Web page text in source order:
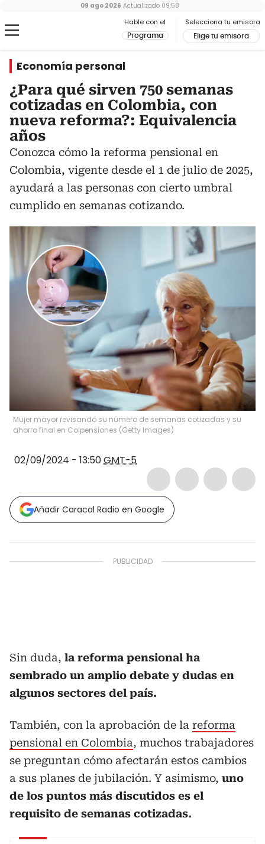
Hable con el
Programa
Selecciona tu emisora
Elige tu emisora
09 ago 2026 Actualizado 09:58
Economía personal
¿Para qué sirven 750 semanas
cotizadas en Colombia, con
nueva reforma?: Equivalencia
años
Conozca cómo la reforma pensional en
Colombia, vigente desde el 1 de julio de 2025,
ayudará a las personas con cierto umbral
cumplido en semanas cotizando.
Mujer mayor revisando su número de semanas cotizadas y su
ahorro final en Colpensiones (Getty Images)
02/09/2024 - 13:50GMT-5
Añadir Caracol Radio en Google
Sin duda, la reforma pensional ha
sembrado un amplio debate y dudas en
algunos sectores del país.
También, con la aprobación de la reforma
pensional en Colombia, muchos trabajadores
se preguntan cómo afectarán estos cambios
a sus planes de jubilación. Y asimismo, uno
de los puntos más discutidos es el
requisito de semanas cotizadas.